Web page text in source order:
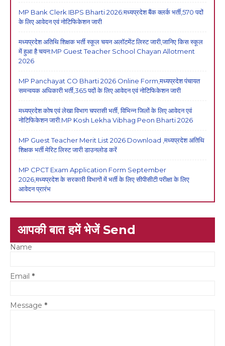
MP Bank Clerk IBPS Bharti 2026:मध्यप्रदेश बैंक क्लर्क भर्ती,570 पदों
के लिए आवेदन एवं नोटिफिकेशन जारी
मध्यप्रदेश अतिथि शिक्षक भर्ती स्कूल चयन अलॉटमेंट लिस्ट जारी,जानिए किस स्कूल
में हुआ है चयन:MP Guest Teacher School Chayan Allotment
2026
MP Panchayat CO Bharti 2026 Online Form,मध्यप्रदेश पंचायत
समन्वयक अधिकारी भर्ती,365 पदों के लिए आवेदन एवं नोटिफिकेशन जारी
मध्यप्रदेश कोष एवं लेखा विभाग चपरासी भर्ती, विभिन्न जिलों के लिए आवेदन एवं
नोटिफिकेशन जारी:MP Kosh Lekha Vibhag Peon Bharti 2026
MP Guest Teacher Merit List 2026 Download ,मध्यप्रदेश अतिथि
शिक्षक भर्ती मेरिट लिस्ट जारी डाउनलोड करें
MP CPCT Exam Application Form September
2026,मध्यप्रदेश के सरकारी विभागों में भर्ती के लिए सीपीसीटी परीक्षा के लिए
आवेदन प्रारंभ
आपकी बात हमें भेजें Send
Name
Email *
Message *